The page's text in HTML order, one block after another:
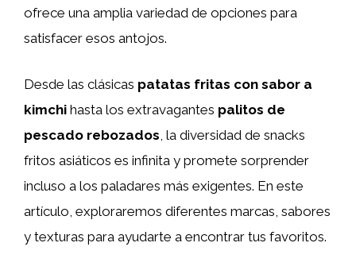
ofrece una amplia variedad de opciones para
satisfacer esos antojos.
Desde las clásicas patatas fritas con sabor a
kimchi hasta los extravagantes palitos de
pescado rebozados , la diversidad de snacks
fritos asiáticos es infinita y promete sorprender
incluso a los paladares más exigentes. En este
artículo, exploraremos diferentes marcas, sabores
y texturas para ayudarte a encontrar tus favoritos.